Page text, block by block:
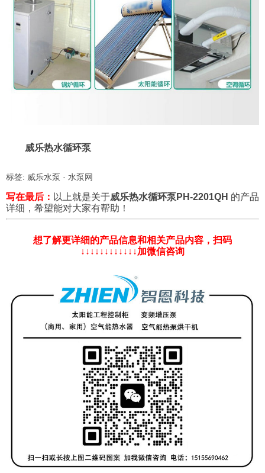
威乐热水循环泵
标签: 威乐水泵 · 水泵网
写在最后： 以上就是关于威乐热水循环泵PH-2201QH 的产品
详细，希望能对大家有帮助！
想了解更详细的产品信息和相关产品内容，扫码
↓↓↓↓↓↓↓↓↓↓↓↓加微信咨询